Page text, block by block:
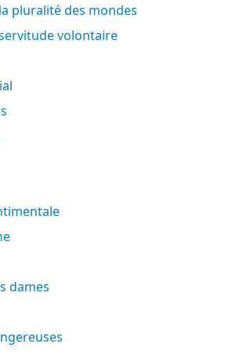
pluralité des mondes
servitude volontaire
dames